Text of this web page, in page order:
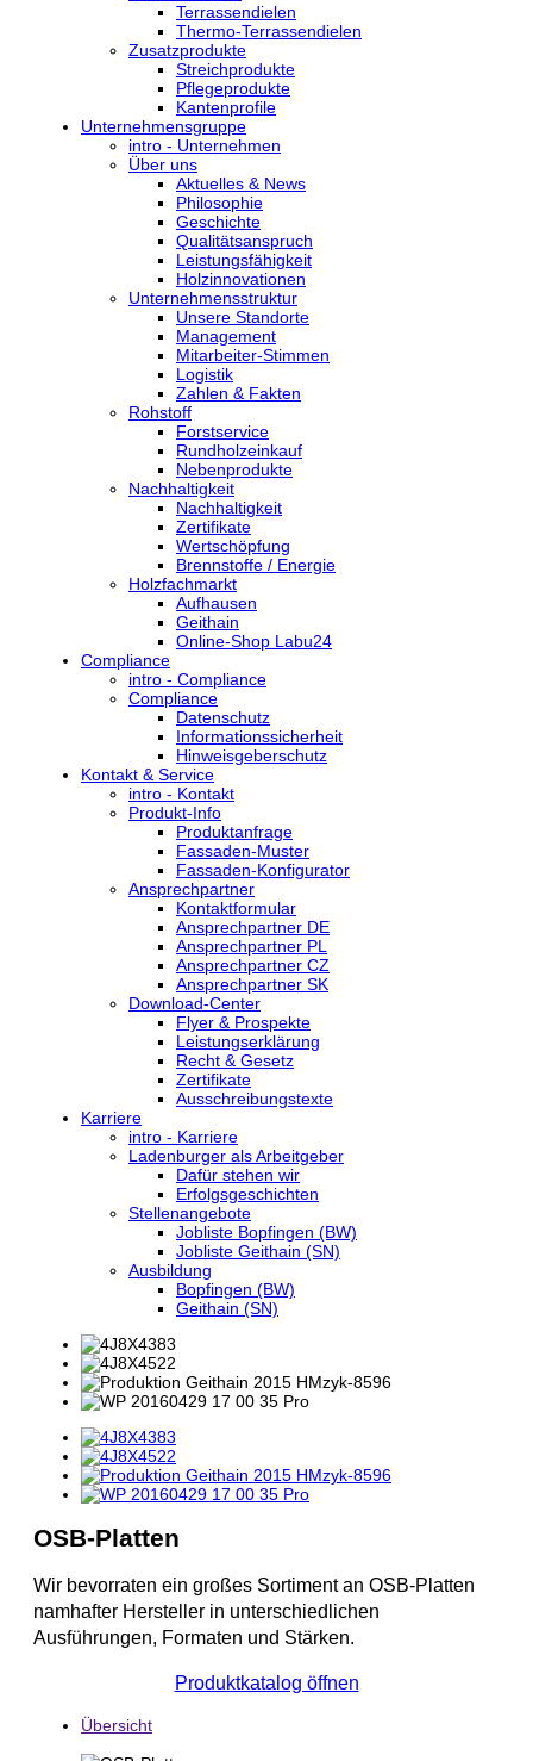
Terrassendielen
Thermo-Terrassendielen
Zusatzprodukte
Streichprodukte
Pflegeprodukte
Kantenprofile
Unternehmensgruppe
intro - Unternehmen
Über uns
Aktuelles & News
Philosophie
Geschichte
Qualitätsanspruch
Leistungsfähigkeit
Holzinnovationen
Unternehmensstruktur
Unsere Standorte
Management
Mitarbeiter-Stimmen
Logistik
Zahlen & Fakten
Rohstoff
Forstservice
Rundholzeinkauf
Nebenprodukte
Nachhaltigkeit
Nachhaltigkeit
Zertifikate
Wertschöpfung
Brennstoffe / Energie
Holzfachmarkt
Aufhausen
Geithain
Online-Shop Labu24
Compliance
intro - Compliance
Compliance
Datenschutz
Informationssicherheit
Hinweisgeberschutz
Kontakt & Service
intro - Kontakt
Produkt-Info
Produktanfrage
Fassaden-Muster
Fassaden-Konfigurator
Ansprechpartner
Kontaktformular
Ansprechpartner DE
Ansprechpartner PL
Ansprechpartner CZ
Ansprechpartner SK
Download-Center
Flyer & Prospekte
Leistungserklärung
Recht & Gesetz
Zertifikate
Ausschreibungstexte
Karriere
intro - Karriere
Ladenburger als Arbeitgeber
Dafür stehen wir
Erfolgsgeschichten
Stellenangebote
Jobliste Bopfingen (BW)
Jobliste Geithain (SN)
Ausbildung
Bopfingen (BW)
Geithain (SN)
OSB-Platten
Wir bevorraten ein großes Sortiment an OSB-Platten
namhafter Hersteller in unterschiedlichen
Ausführungen, Formaten und Stärken.
Produktkatalog öffnen
Übersicht